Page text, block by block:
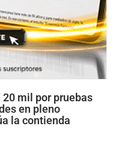
mil por pruebas
en pleno
la contienda